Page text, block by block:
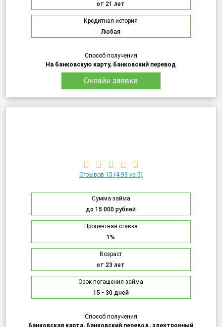
от 21 лет
Кредитная история
Любая
Способ получения
На банковскую карту, банковский перевод
Онлайн заявка
Отзывов 15 (4.93 из 5)
Сумма займа
до 15 000 рублей
Процентная ставка
1%
Возраст
от 23 лет
Срок погашения займа
15 - 30 дней
Способ получения
банковская карта, банковский перевод, электронный